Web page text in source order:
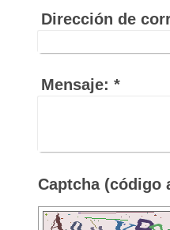
Dirección de
Mensaje: *